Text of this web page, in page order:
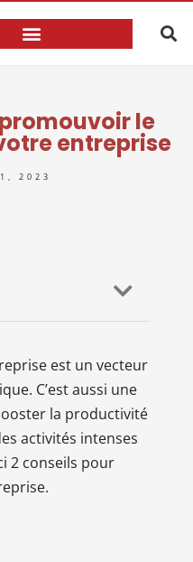
le
entreprise
2023
est un vecteur
C’est aussi une
la productivité
activités intenses
2 conseils pour